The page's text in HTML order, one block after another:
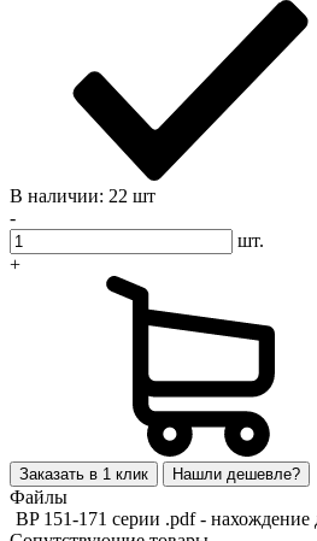
В наличии: 22 шт
-
шт.
+
Заказать в 1 клик Нашли дешевле?
Файлы
BP 151-171 серии .pdf - нахождение